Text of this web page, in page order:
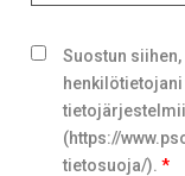
Suostun
(https://
tietosuoja/). *